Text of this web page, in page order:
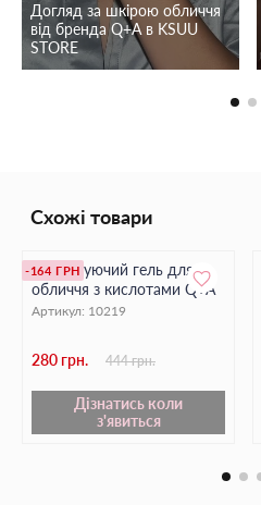
Догляд за шкірою обличчя
від бренда Q+А в KSUU
STORE
Схожі товари
-164 ГРН
Відлущуючий гель для
обличчя з кислотами Q+A
Артикул: 10219
280 грн. 444 грн.
Дізнатись коли
з'явиться